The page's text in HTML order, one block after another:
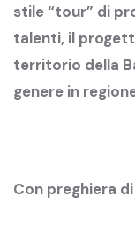
stile “tour” di
talenti, il
territorio della
genere in
Con preghiera